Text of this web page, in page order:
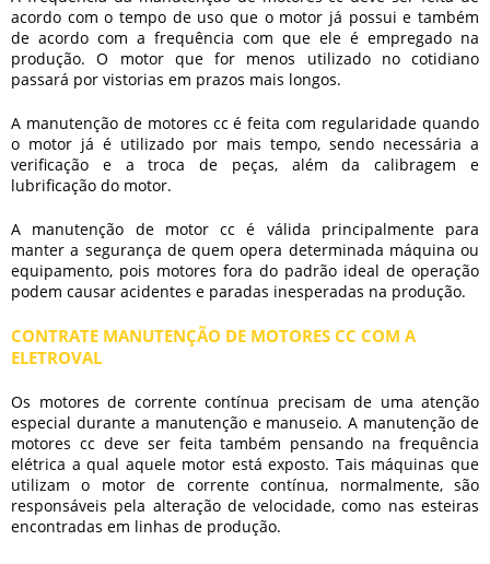
acordo com o tempo de uso que o motor já possui e também
de acordo com a frequência com que ele é empregado na
produção. O motor que for menos utilizado no cotidiano
passará por vistorias em prazos mais longos.
A manutenção de motores cc é feita com regularidade quando
o motor já é utilizado por mais tempo, sendo necessária a
verificação e a troca de peças, além da calibragem e
lubrificação do motor.
A manutenção de motor cc é válida principalmente para
manter a segurança de quem opera determinada máquina ou
equipamento, pois motores fora do padrão ideal de operação
podem causar acidentes e paradas inesperadas na produção.
CONTRATE MANUTENÇÃO DE MOTORES CC COM A
ELETROVAL
Os motores de corrente contínua precisam de uma atenção
especial durante a manutenção e manuseio. A manutenção de
motores cc deve ser feita também pensando na frequência
elétrica a qual aquele motor está exposto. Tais máquinas que
utilizam o motor de corrente contínua, normalmente, são
responsáveis pela alteração de velocidade, como nas esteiras
encontradas em linhas de produção.